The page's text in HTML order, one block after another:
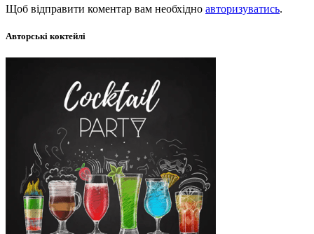
Щоб відправити коментар вам необхідно авторизуватись.
Авторські коктейлі